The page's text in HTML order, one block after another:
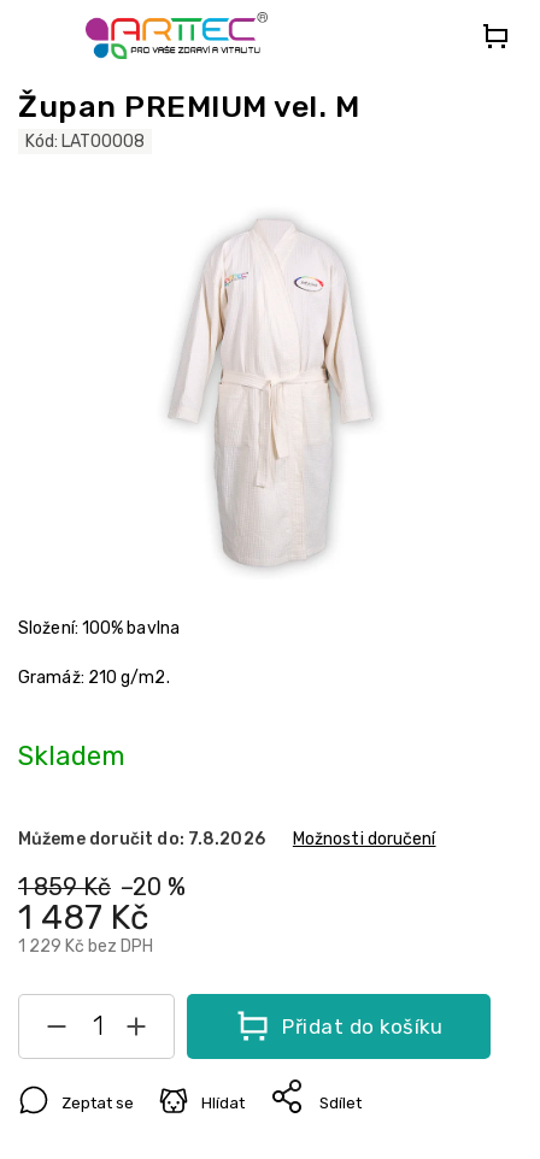
Župan PREMIUM vel. M
Kód: LAT00008
1 859 Kč –20 %
1 487 Kč
1 229 Kč bez DPH
Skladem
Můžeme doručit do: 7.8.2026 Možnosti doručení
Přidat do košíku
Složení: 100% bavlna
Gramáž: 210 g/m2.
Zeptat se Hlídat Sdílet